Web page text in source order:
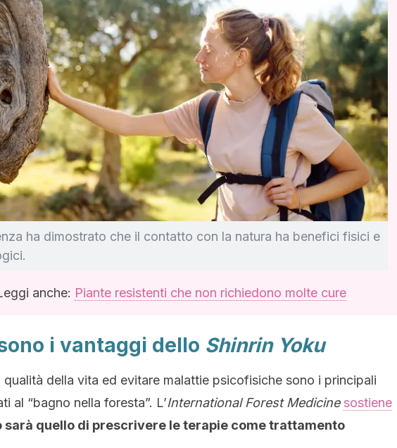
ha dimostrato che il contatto con la natura ha benefici fisici e
anche: Piante resistenti che non richiedono molte cure
i vantaggi dello Shinrin Yoku
qualità della vita ed evitare malattie psicofisiche sono i principali
al “bagno nella foresta”. L’International Forest Medicine sostiene
sarà quello di prescrivere le terapie come trattamento